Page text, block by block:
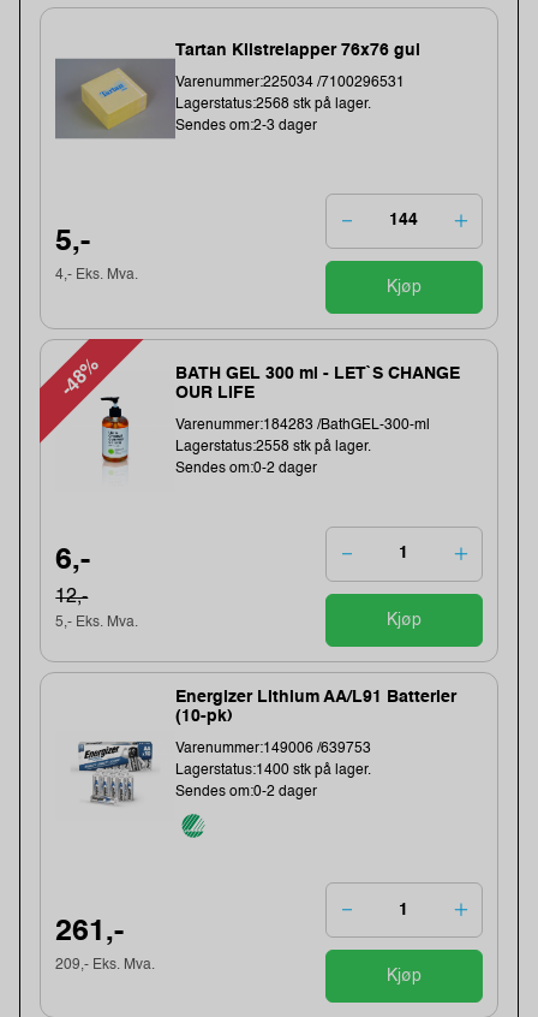
Tartan Klistrelapper 76x76 gul
Varenummer:225034 /7100296531
Lagerstatus:2568 stk på lager.
Sendes om:2-3 dager
5,-
4,- Eks. Mva.
Kjøp
-48%
BATH GEL 300 ml - LET`S CHANGE
OUR LIFE
Varenummer:184283 /BathGEL-300-ml
Lagerstatus:2558 stk på lager.
Sendes om:0-2 dager
6,-
12,-
5,- Eks. Mva. Kjøp
Energizer Lithium AA/L91 Batterier
(10-pk)
Varenummer:149006 /639753
Lagerstatus:1400 stk på lager.
Sendes om:0-2 dager
261,-
209,- Eks. Mva.
Kjøp